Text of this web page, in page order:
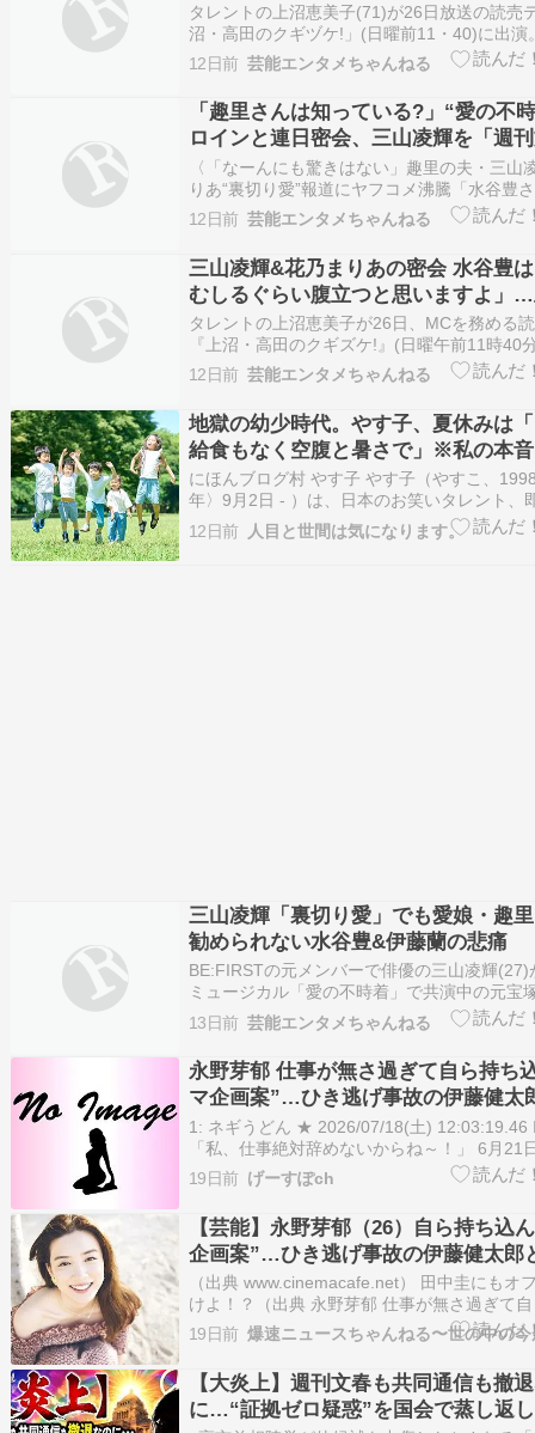
タレントの上沼恵美子(71)が26日放送の読売
沼・高田のクギヅケ!」(日曜前11・40)に出演
「週刊文春」(文芸春秋)が報じている、元
の三山凌輝(27)と元宝塚トップ娘役の女優・
(33)の連日密会について言及した。 続き…
12日前 芸能エンタメちゃんねる
「趣里さんは知っている?」“愛の不
ロインと連日密会、三山凌輝を「週
直撃した!「2人の関係は“不時着”し
〈「なーんにも驚きはない」趣里の夫・三山
りあ“裏切り愛”報道にヤフコメ沸騰「水谷豊
お気の毒です」「子どもが生まれたばかりな
ての自覚なし」〉から続く 続きを読む ≫ 三
りあ 趣里 文春 ゴシップ 芸能
12日前 芸能エンタメちゃんねる
三山凌輝&花乃まりあの密会 水谷豊
むしるぐらい腹立つと思いますよ」
子が推察
タレントの上沼恵美子が26日、MCを務める
『上沼・高田のクギズケ!』(日曜午前11時40
組では妻が俳優・趣里で1児が誕生した三山
性の夫との間に1子がいる元宝塚娘役トップ
の週刊文春の報道を取り上げた。2人は舞台
で共…
12日前 芸能エンタメちゃんねる
地獄の幼少時代。やす子、夏休みは
給食もなく空腹と暑さで」※私の本音
にほんブログ村 やす子 やす子（やすこ、
年〉9月2日 - ）は、日本のお笑いタレント、
官。ソニー・ミュージックアーティスツ所属
かのん（やすい かのん）。 山口県宇部市出
12日前 人目と世間は気になります。
三山凌輝「裏切り愛」でも愛娘・趣
勧められない水谷豊&伊藤蘭の悲痛
BE:FIRSTの元メンバーで俳優の三山凌輝(27)
ミュージカル「愛の不時着」で共演中の元宝
の花乃まりあ(33)と、シティーホテルで密会
月23日発売の「週刊文春」が報じた。 続き
豊 伊藤蘭 趣里 三山凌輝 ゴシップ 芸能
13日前 芸能エンタメちゃんねる
永野芽郁 仕事が無さ過ぎて自ら持ち
マ企画案”…ひき逃げ事故の伊藤健太
ル主演
1: ネギうどん ★ 2026/07/18(土) 12:03:19.46
「私、仕事絶対辞めないからね～！」 6月21
写真集『MAGNOLIE』（SDP）の発売を記念
ベントで女優の永野芽郁（26）は豪語した。
ファン…
19日前 げーすぽch
【芸能】永野芽郁（26）自ら持ち込
企画案”…ひき逃げ事故の伊藤健太郎
主演
（出典 www.cinemacafe.net） 田中圭にもオ
けよ！？（出典 永野芽郁 仕事が無さ過ぎて
だ“ドラマ企画案”…ひき逃げ事故の伊藤健太
主演 [ネギうどん★]）1 ネギうどん ★ ：
12:03:19.46 …
19日前
【大炎上】週刊文春も共同通信も撤
に…“証拠ゼロ疑惑”を国会で蒸し返